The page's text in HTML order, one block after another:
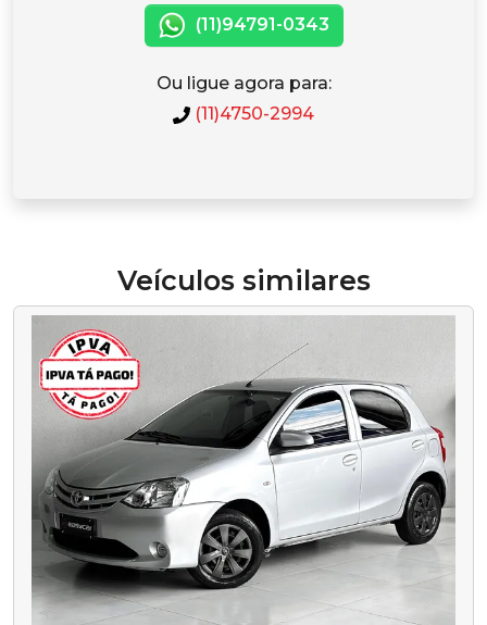
(11)94791-0343
Ou ligue agora para:
(11)4750-2994
Veículos similares